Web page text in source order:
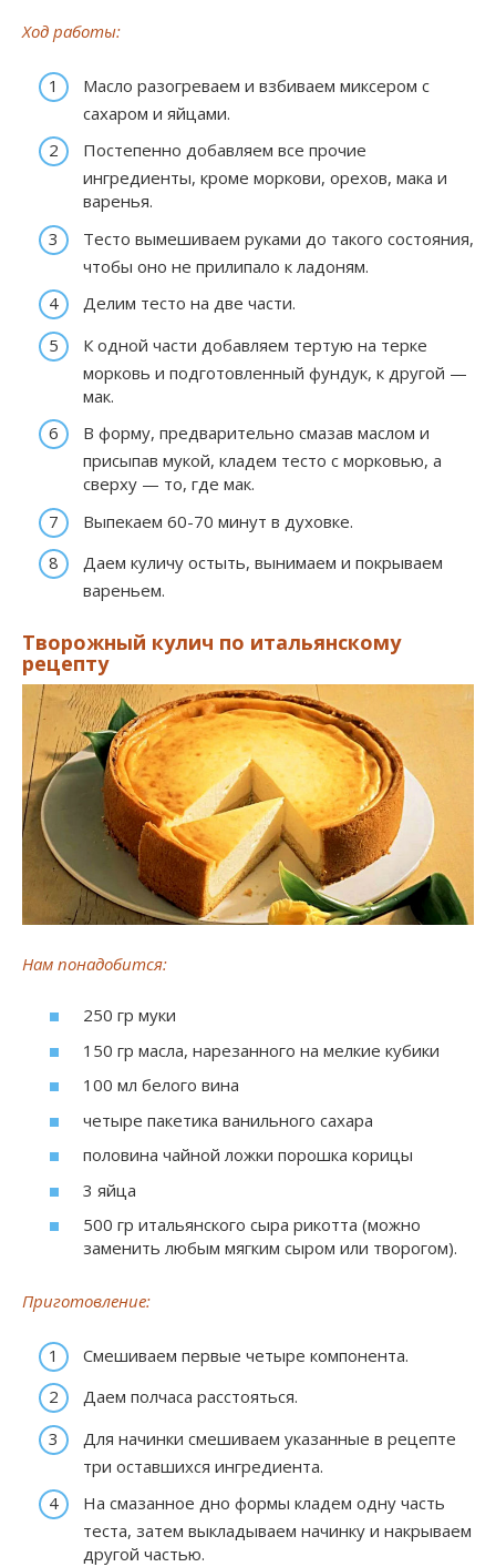
Ход работы:
Масло разогреваем и взбиваем миксером с
сахаром и яйцами.
Постепенно добавляем все прочие
ингредиенты, кроме моркови, орехов, мака и
варенья.
Тесто вымешиваем руками до такого состояния,
чтобы оно не прилипало к ладоням.
Делим тесто на две части.
К одной части добавляем тертую на терке
морковь и подготовленный фундук, к другой —
мак.
В форму, предварительно смазав маслом и
присыпав мукой, кладем тесто с морковью, а
сверху — то, где мак.
Выпекаем 60-70 минут в духовке.
Даем куличу остыть, вынимаем и покрываем
вареньем.
Творожный кулич по итальянскому
рецепту
Нам понадобится:
250 гр муки
150 гр масла, нарезанного на мелкие кубики
100 мл белого вина
четыре пакетика ванильного сахара
половина чайной ложки порошка корицы
3 яйца
500 гр итальянского сыра рикотта (можно
заменить любым мягким сыром или творогом).
Приготовление:
Смешиваем первые четыре компонента.
Даем полчаса расстояться.
Для начинки смешиваем указанные в рецепте
три оставшихся ингредиента.
На смазанное дно формы кладем одну часть
теста, затем выкладываем начинку и накрываем
другой частью.